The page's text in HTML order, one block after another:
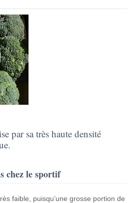
par sa très haute densité
chez le sportif
faible, puisqu’une grosse portion de